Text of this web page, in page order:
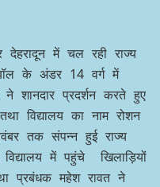
देहरादून में चल रही राज्य
के अंडर 14 वर्ग में
शानदार प्रदर्शन करते हुए
विद्यालय का नाम रोशन
तक संपन्न हुई राज्य
में पहुंचे खिलाड़ियों
प्रबंधक महेश रावत ने